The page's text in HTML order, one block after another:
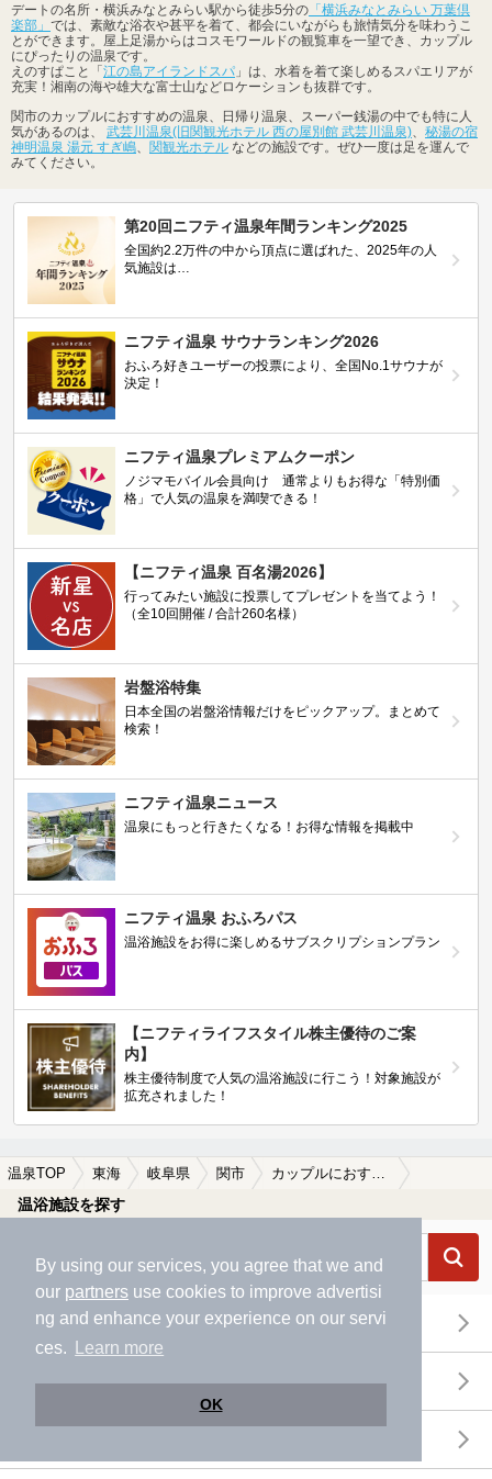
By using our services, you agree that we and
our partners use cookies to improve advertisi
ng and enhance your experience on our servi
ces.
Learn more
OK
デートの名所・横浜みなとみらい駅から徒歩5分の 「横浜みなとみらい 万葉倶
楽部」 では、素敵な浴衣や甚平を着て、都会にいながらも旅情気分を味わうこ
とができます。屋上足湯からはコスモワールドの観覧車を一望でき、カップル
にぴったりの温泉です。
えのすぱこと「江の島アイランドスパ 」は、水着を着て楽しめるスパエリアが
充実！湘南の海や雄大な富士山などロケーションも抜群です。
関市のカップルにおすすめの温泉、日帰り温泉、スーパー銭湯の中でも特に人
気があるのは、 武芸川温泉(旧関観光ホテル 西の屋別館 武芸川温泉)
秘湯の宿
神明温泉 湯元 すぎ嶋
関観光ホテル などの施設です。ぜひ一度は足を運んで
みてください。
第20回ニフティ温泉年間ランキング2025
全国約2.2万件の中から頂点に選ばれた、2025年の人
気施設は…
ニフティ温泉 サウナランキング2026
おふろ好きユーザーの投票により、全国No.1サウナが
決定！
ニフティ温泉プレミアムクーポン
ノジマモバイル会員向け 通常よりもお得な「特別価
格」で人気の温泉を満喫できる！
【ニフティ温泉 百名湯2026】
行ってみたい施設に投票してプレゼントを当てよう！
（全10回開催 / 合計260名様）
岩盤浴特集
日本全国の岩盤浴情報だけをピックアップ。まとめて
検索！
ニフティ温泉ニュース
温泉にもっと行きたくなる！お得な情報を掲載中
ニフティ温泉 おふろパス
温浴施設をお得に楽しめるサブスクリプションプラン
【ニフティライフスタイル株主優待のご案
内】
株主優待制度で人気の温浴施設に行こう！対象施設が
拡充されました！
温泉TOP 東海 岐阜県 関市 カップルにおすすめの関市の温泉、日帰り温泉、スーパー銭湯おすすめ
温浴施設を探す
エリアから探す
地図から探す